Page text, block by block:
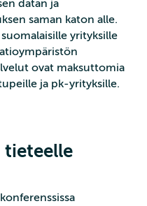
datan ja
saman katon alle.
yrityksille
ovat maksuttomia
ja pk-yrityksille.
tieteelle